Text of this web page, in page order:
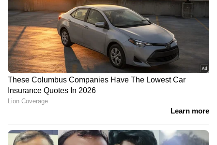
കോമൺവെൽത്ത് ടീം ഒപ്പിട്ടതും.